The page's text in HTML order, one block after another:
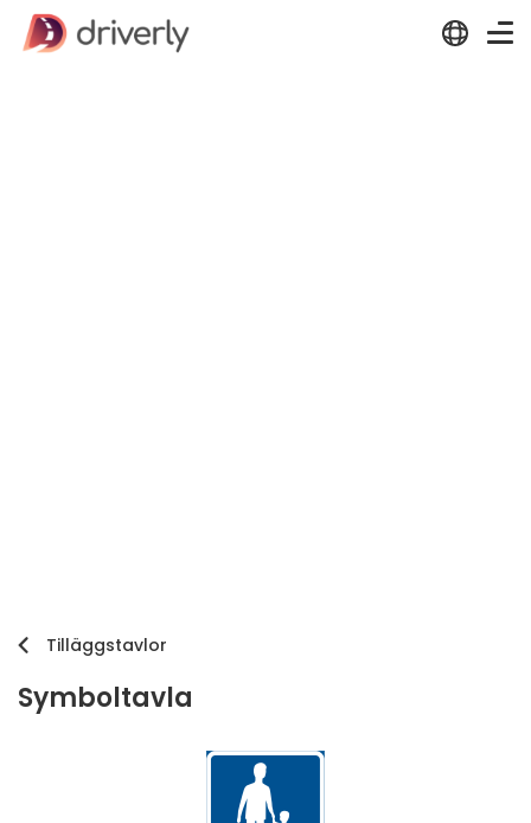
Tilläggstavlor
Symboltavla